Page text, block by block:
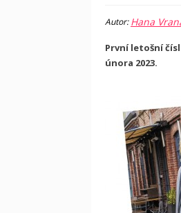
Autor:Hana
První letošní
února 2023.